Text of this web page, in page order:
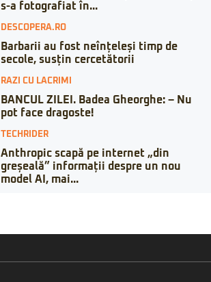
s-a fotografiat în...
DESCOPERA.RO
Barbarii au fost neînțeleși timp de
secole, susțin cercetătorii
RAZI CU LACRIMI
BANCUL ZILEI. Badea Gheorghe: – Nu
pot face dragoste!
TECHRIDER
Anthropic scapă pe internet „din
greșeală” informații despre un nou
model AI, mai...